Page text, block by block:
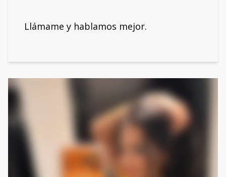
Llámame y hablamos mejor.